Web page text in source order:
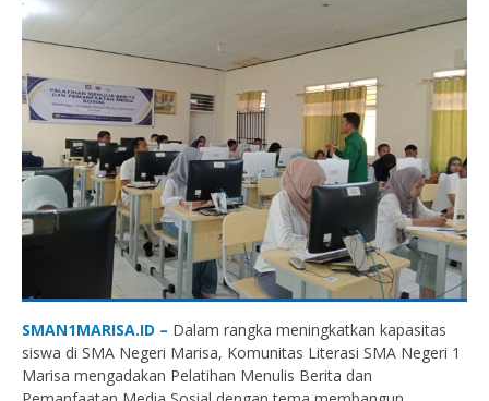
SMAN1MARISA.ID – Dalam rangka meningkatkan kapasitas
siswa di SMA Negeri Marisa, Komunitas Literasi SMA Negeri 1
Marisa mengadakan Pelatihan Menulis Berita dan